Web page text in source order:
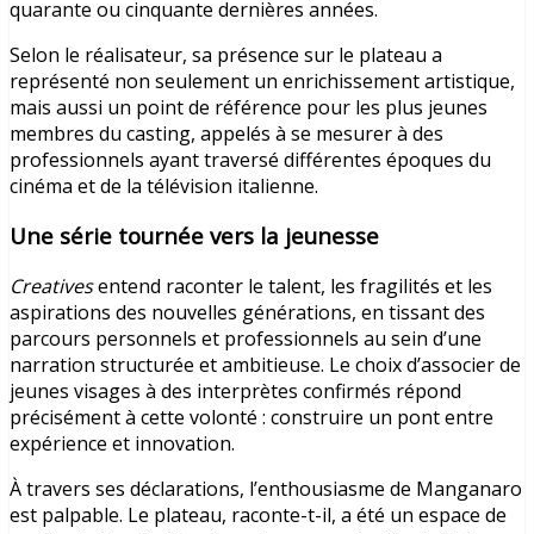
quarante ou cinquante dernières années.
Selon le réalisateur, sa présence sur le plateau a
représenté non seulement un enrichissement artistique,
mais aussi un point de référence pour les plus jeunes
membres du casting, appelés à se mesurer à des
professionnels ayant traversé différentes époques du
cinéma et de la télévision italienne.
Une série tournée vers la jeunesse
Creativesentend raconter le talent, les fragilités et les
aspirations des nouvelles générations, en tissant des
parcours personnels et professionnels au sein d’une
narration structurée et ambitieuse. Le choix d’associer de
jeunes visages à des interprètes confirmés répond
précisément à cette volonté : construire un pont entre
expérience et innovation.
À travers ses déclarations, l’enthousiasme de Manganaro
est palpable. Le plateau, raconte-t-il, a été un espace de